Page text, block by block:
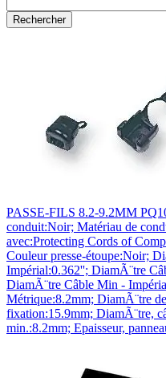
PASSE-FILS 8.2-9.2MM
conduit:Noir; Matériau de
avec:Protecting Cords of
Couleur presse-étoupe:Noir;
Impérial:0.362''; DiamÃ¨tre
DiamÃ¨tre Câble Min -
Métrique:8.2mm; DiamÃ¨tre
fixation:15.9mm; DiamÃ¨tre,
min.:8.2mm; Epaisseur,